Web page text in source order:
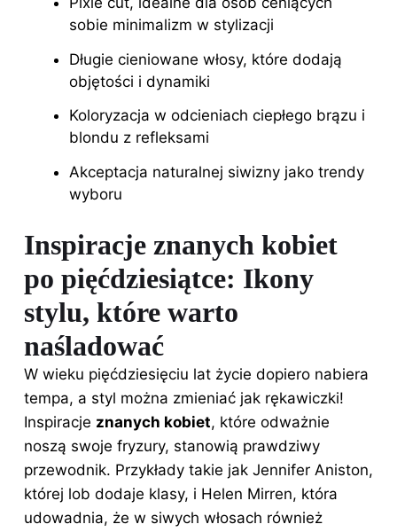
sobie minimalizm w stylizacji
Długie cieniowane włosy, które dodają
objętości i dynamiki
Koloryzacja w odcieniach ciepłego brązu i
blondu z refleksami
Akceptacja naturalnej siwizny jako trendy
wyboru
Inspiracje znanych kobiet
po pięćdziesiątce: Ikony
stylu, które warto
naśladować
W wieku pięćdziesięciu lat życie dopiero nabiera
tempa, a styl można zmieniać jak rękawiczki!
Inspiracje znanych kobiet, które odważnie
noszą swoje fryzury, stanowią prawdziwy
przewodnik. Przykłady takie jak Jennifer Aniston,
której lob dodaje klasy, i Helen Mirren, która
udowadnia, że w siwych włosach również